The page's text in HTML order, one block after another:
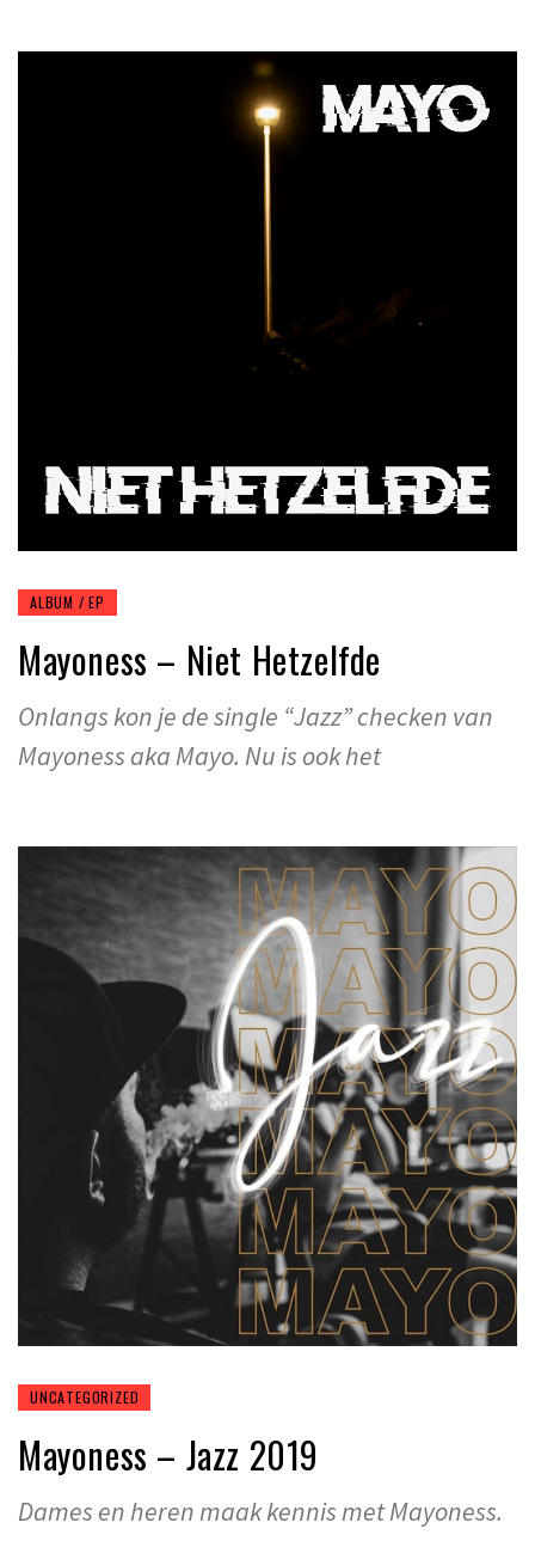
ALBUM / EP
Mayoness – Niet Hetzelfde
Onlangs kon je de single “Jazz” checken van
Mayoness aka Mayo. Nu is ook het
UNCATEGORIZED
Mayoness – Jazz 2019
Dames en heren maak kennis met Mayoness.